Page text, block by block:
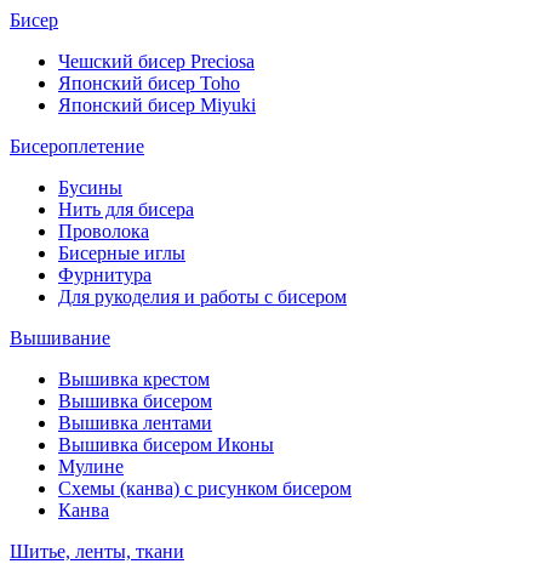
Бисер
Чешский бисер Preciosa
Японский бисер Toho
Японский бисер Miyuki
Бисероплетение
Бусины
Нить для бисера
Проволока
Бисерные иглы
Фурнитура
Для рукоделия и работы с бисером
Вышивание
Вышивка крестом
Вышивка бисером
Вышивка лентами
Вышивка бисером Иконы
Мулине
Схемы (канва) с рисунком бисером
Канва
Шитье, ленты, ткани